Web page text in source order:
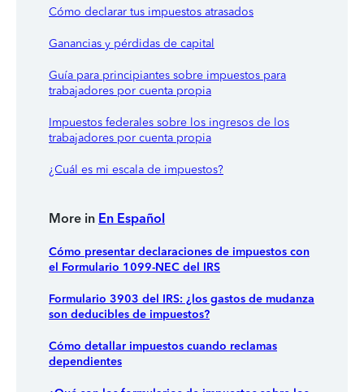
Cómo declarar tus impuestos atrasados
Ganancias y pérdidas de capital
Guía para principiantes sobre impuestos para
trabajadores por cuenta propia
Impuestos federales sobre los ingresos de los
trabajadores por cuenta propia
¿Cuál es mi escala de impuestos?
More in En Español
Cómo presentar declaraciones de impuestos con
el Formulario 1099-NEC del IRS
Formulario 3903 del IRS: ¿los gastos de mudanza
son deducibles de impuestos?
Cómo detallar impuestos cuando reclamas
dependientes